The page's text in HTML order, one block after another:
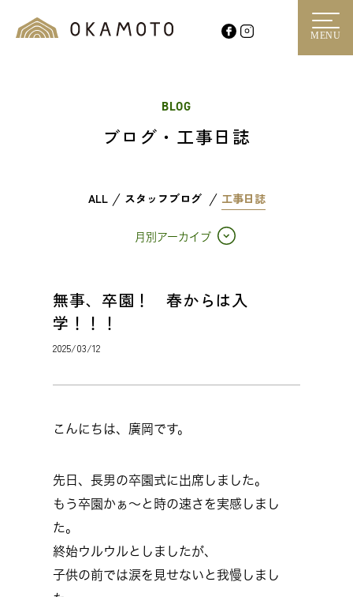
MENU
BLOG
ブログ・工事日誌
ALL スタッフブログ 工事日誌
月別アーカイブ
無事、卒園！ 春からは入
学！！！
2025/03/12
こんにちは、廣岡です。
先日、長男の卒園式に出席しました。
もう卒園かぁ～と時の速さを実感しまし
た。
終始ウルウルとしましたが、
子供の前では涙を見せないと我慢しまし